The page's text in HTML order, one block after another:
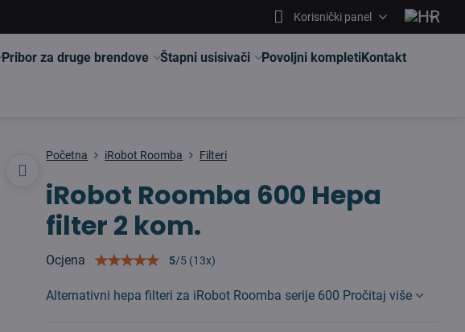
Korisnički panel
Pribor za druge brendove Štapni usisivači Povoljni kompletiKontakt
Početna iRobot Roomba Filteri
iRobot Roomba 600 Hepa
filter 2 kom.
Ocjena 5/5 (13x)
Alternativni hepa filteri za iRobot Roomba serije 600 Pročitaj više